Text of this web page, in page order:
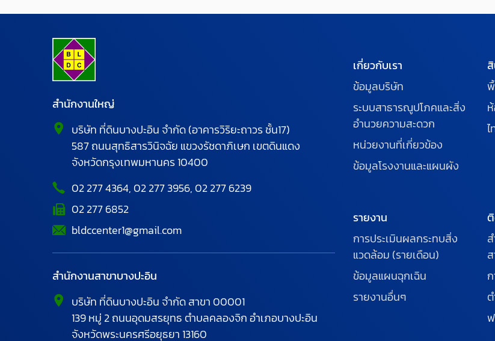
สำนักงานใหญ่
บริษัท ที่ดินบางปะอิน จำกัด (อาคารวิริยะถาวร ชั้น17)
587ถนนสุทธิสารวินิจฉัย แขวงรัชดาภิเษก เขตดินแดง
จังหวัดกรุงเทพมหานคร10400
02 277 4364, 02 277 3956, 02 277 6239
02 277 6852
bldccenter1@gmail.com
สำนักงานสาขาบางปะอิน
บริษัท ที่ดินบางปะอิน จำกัด สาขา 00001
139 หมู่ 2 ถนนอุดมสรยุทธ ตำบลคลองจิก อำเภอบางปะอิน
จังหวัดพระนครศรีอยุธยา 13160
เกี่ยวกับเรา
ข้อมูลบริษัท
ระบบสาธารณูปโภคและสิ่ง
อำนวยความสะดวก
หน่วยงานที่เกี่ยวข้อง
ข้อมูลโรงงานและแผนผัง
รายงาน
การประเมินผลกระทบสิ่ง
แวดล้อม (รายเดือน)
ข้อมูลแผนฉุกเฉิน
รายงานอื่นๆ